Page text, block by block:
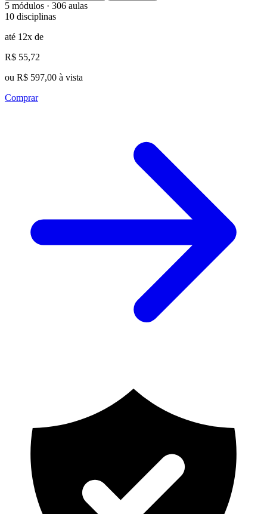
5 módulos · 306 aulas
10 disciplinas
até 12x de
R$ 55,72
ou R$ 597,00 à vista
Comprar